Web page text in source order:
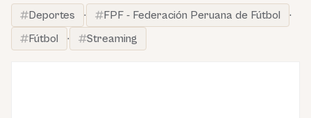
Deportes
· FPF - Federación Peruana de Fútbol
·
Fútbol
· Streaming